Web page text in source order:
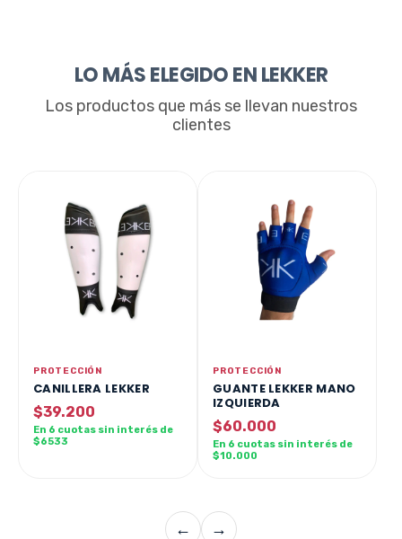
LO MÁS ELEGIDO EN LEKKER
Los productos que más se llevan nuestros
clientes
PROTECCIÓN
CANILLERA LEKKER
$39.200
En 6 cuotas sin interés de
$6533
PROTECCIÓN
GUANTE LEKKER MANO
IZQUIERDA
$60.000
En 6 cuotas sin interés de
$10.000
← →